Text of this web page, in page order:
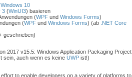
Windows 10
3(WinUI3) basieren
(WPFund Windows Forms)
(WPFund Windows Forms) (ab .NET Core
geschrieben)
2017 v15.5: Windows Application Packaging Project
sein, auch wenn es keine UWPist!)
to enable developers on a variety of platforms to